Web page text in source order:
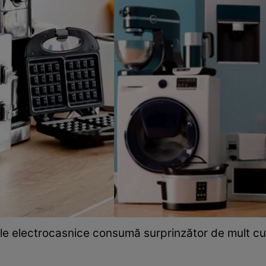
electrocasnice consumă surprinzător de mult